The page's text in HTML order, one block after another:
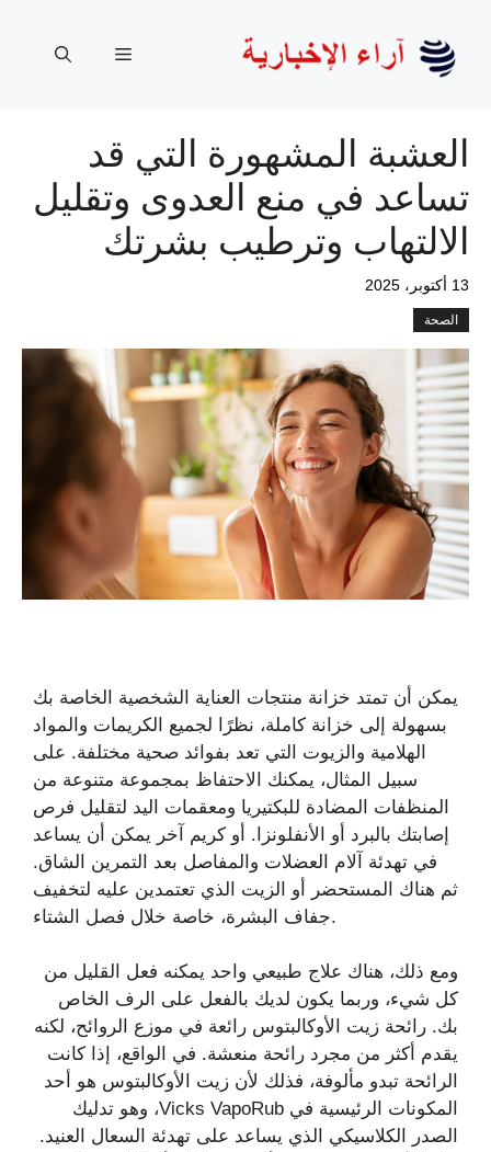
المحتوى
القائمة
العشبة المشهورة التي قد
تساعد في منع العدوى وتقليل
الالتهاب وترطيب بشرتك
13 أكتوبر، 2025
الصحة
يمكن أن تمتد خزانة منتجات العناية الشخصية الخاصة بك
بسهولة إلى خزانة كاملة، نظرًا لجميع الكريمات والمواد
الهلامية والزيوت التي تعد بفوائد صحية مختلفة. على
سبيل المثال، يمكنك الاحتفاظ بمجموعة متنوعة من
المنظفات المضادة للبكتيريا ومعقمات اليد لتقليل فرص
إصابتك بالبرد أو الأنفلونزا. أو كريم آخر يمكن أن يساعد
في تهدئة آلام العضلات والمفاصل بعد التمرين الشاق.
ثم هناك المستحضر أو ​​الزيت الذي تعتمدين عليه لتخفيف
جفاف البشرة، خاصة خلال فصل الشتاء.
ومع ذلك، هناك علاج طبيعي واحد يمكنه فعل القليل من
كل شيء، وربما يكون لديك بالفعل على الرف الخاص
بك. رائحة زيت الأوكالبتوس رائعة في موزع الروائح، لكنه
يقدم أكثر من مجرد رائحة منعشة. في الواقع، إذا كانت
الرائحة تبدو مألوفة، فذلك لأن زيت الأوكالبتوس هو أحد
المكونات الرئيسية في Vicks VapoRub، وهو تدليك
الصدر الكلاسيكي الذي يساعد على تهدئة السعال العنيد.